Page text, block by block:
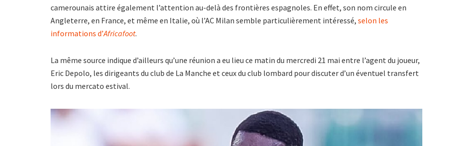
camerounais attire également l’attention au-delà des frontières espagnoles. En effet, son nom circule en
Angleterre, en France, et même en Italie, où l’AC Milan semble particulièrement intéressé, selon les
informations d’Africafoot.
La même source indique d’ailleurs qu’une réunion a eu lieu ce matin du mercredi 21 mai entre l’agent du joueur,
Eric Depolo, les dirigeants du club de La Manche et ceux du club lombard pour discuter d’un éventuel transfert
lors du mercato estival.